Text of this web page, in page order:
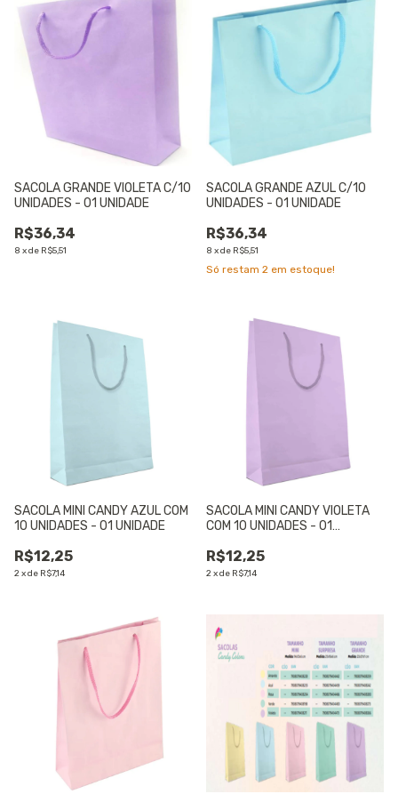
SACOLA GRANDE VIOLETA C/10
UNIDADES - 01 UNIDADE
R$36,34
8 xde R$5,51
SACOLA GRANDE AZUL C/10
UNIDADES - 01 UNIDADE
R$36,34
8 xde R$5,51
Só restam 2 em estoque!
SACOLA MINI CANDY AZUL COM
10 UNIDADES - 01 UNIDADE
R$12,25
2xde R$7,14
SACOLA MINI CANDY VIOLETA
COM 10 UNIDADES - 01
R$12,25
2xde R$7,14